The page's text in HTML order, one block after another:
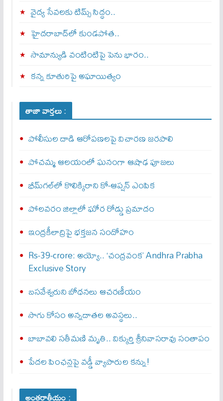
వైద్య సేవలకు టిమ్స్‌ సిద్ధం..
హైదరాబాద్‌లో కుండపోత..
సామాన్యుడి వంటింటిపై పెను భారం..
కన్న కూతురిపై అఘాయిత్యం
తాజా వార్తలు :
పోలీసుల దాడి ఆరోపణలపై విచారణ జరపాలి
పోచమ్మ ఆలయంలో ఘనంగా ఆషాఢ పూజలు
భీమ్‌గల్‌లో కొలిక్కిరాని కో-ఆప్షన్‌ ఎంపిక
పోలవరం జిల్లాలో ఘోర రోడ్డు ప్రమాదం
ఇంద్రకీలాద్రిపై భక్తజన సందోహం
Rs-39-crore: అయ్యో.. ‘చంద్రవంక’ Andhra Prabha
Exclusive Story
బసవేశ్వరుని బోధనలు ఆచరణీయం
సాగు కోసం అన్నదాతల అవస్థలు..
బాబావలి సతీమణి మృతి.. విక్కుర్తి శ్రీనివాసరావు సంతాపం
పేదల పింఛన్లపై వడ్డీ వ్యాపారుల కన్ను!
అంతర్జాతీయం :